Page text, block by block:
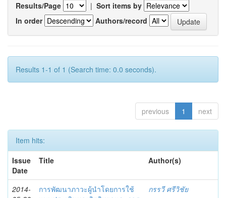
Results/Page | Sort items by
In order
Authors/record
Results 1-1 of 1 (Search time: 0.0 seconds).
previous 1 next
Item hits:
Issue
Date
Title Author(s)
2014-
การพัฒนาภาวะผู้นำโดยการใช้
กรรวี ศรีวิชัย